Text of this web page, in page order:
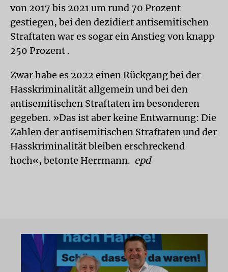
von 2017 bis 2021 um rund 70 Prozent
gestiegen, bei den dezidiert antisemitischen
Straftaten war es sogar ein Anstieg von knapp
250 Prozent .
Zwar habe es 2022 einen Rückgang bei der
Hasskriminalität allgemein und bei den
antisemitischen Straftaten im besonderen
gegeben. »Das ist aber keine Entwarnung: Die
Zahlen der antisemitischen Straftaten und der
Hasskriminalität bleiben erschreckend
hoch«, betonte Herrmann. epd